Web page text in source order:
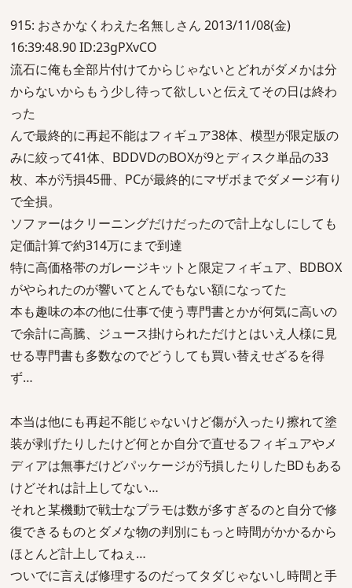
915: おさかなくわえた名無しさん 2013/11/08(金)
16:39:48.90 ID:23gPXvCO
流石に俺も全部片付けてからじゃないとどれがダメかは分
からないからもう少し待って欲しいと伝えてその日は終わ
った
んで最終的に再起不能はフィギュア38体、模型が限定版の
みに絞って41体、BDDVDのBOXが9とディスク単品の33
枚、本が汚損45冊、PCが最終的にマザボまでダメージ有り
で全損。
ソファーはクリーニングだけだったので計上なしにしても
定価計算で約314万にまで到達
特に高価格帯のガレージキットと限定フィギュア、BDBOX
がやられたのが響いてとんでもない額になってた
本も趣味の本の他に仕事で使う専門書とかが何気に高いの
で余計に高騰、ジュース掛けられただけとはいえ人様に見
せる専門書も多数なのでどうしても買い替えせざるを得
ず…
本当は他にも再起不能じゃないけど傷が入ったり擦れて塗
装が剥げたりしたけど何とか自分で直せるフィギュアやメ
ディアは無事だけどパッケージが汚損したりしたBDもある
けどそれは計上してない…
それと某機動で戦士なプラモは数が多すぎるのと自分で修
復できるものとダメな物の判別にもっと時間がかかるから
ほとんど計上してねぇ…
ついでに言えば修理するのだってタダじゃないし時間と手